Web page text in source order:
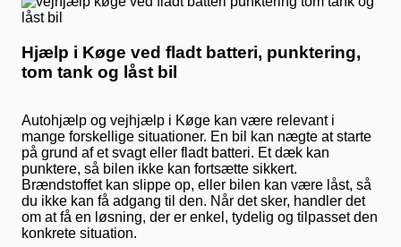
Hjælp i Køge ved fladt batteri, punktering,
tom tank og låst bil
Autohjælp og vejhjælp i Køge kan være relevant i
mange forskellige situationer. En bil kan nægte at starte
på grund af et svagt eller fladt batteri. Et dæk kan
punktere, så bilen ikke kan fortsætte sikkert.
Brændstoffet kan slippe op, eller bilen kan være låst, så
du ikke kan få adgang til den. Når det sker, handler det
om at få en løsning, der er enkel, tydelig og tilpasset den
konkrete situation.